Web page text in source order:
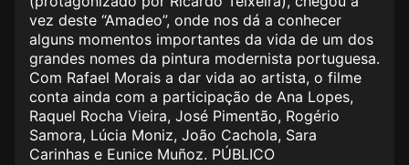
vez deste “Amadeo”, onde nos dá a conhecer
alguns momentos importantes da vida de um dos
grandes nomes da pintura modernista portuguesa.
Com Rafael Morais a dar vida ao artista, o filme
conta ainda com a participação de Ana Lopes,
Raquel Rocha Vieira, José Pimentão, Rogério
Samora, Lúcia Moniz, João Cachola, Sara
Carinhas e Eunice Muñoz. PÚBLICO